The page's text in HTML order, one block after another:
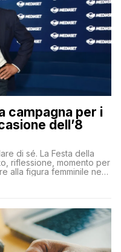
campagna per i
dell’8
di sé. La Festa della
riflessione, momento per
alla figura femminile nella
un messaggio “forte e